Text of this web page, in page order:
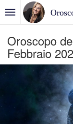
Oroscopo
Febbraio